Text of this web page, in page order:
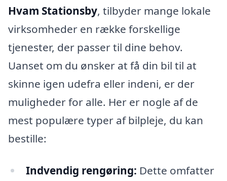
Hvam Stationsby, tilbyder mange lokale
virksomheder en række forskellige
tjenester, der passer til dine behov.
Uanset om du ønsker at få din bil til at
skinne igen udefra eller indeni, er der
muligheder for alle. Her er nogle af de
mest populære typer af bilpleje, du kan
bestille:
Indvendig rengøring: Dette omfatter